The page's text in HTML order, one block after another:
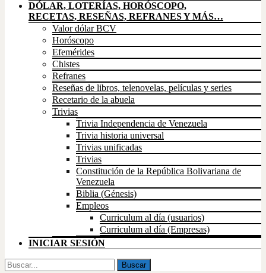
DÓLAR, LOTERÍAS, HORÓSCOPO,
RECETAS, RESEÑAS, REFRANES Y MÁS…
Valor dólar BCV
Horóscopo
Efemérides
Chistes
Refranes
Reseñas de libros, telenovelas, películas y series
Recetario de la abuela
Trivias
Trivia Independencia de Venezuela
Trivia historia universal
Trivias unificadas
Trivias
Constitución de la República Bolivariana de
Venezuela
Biblia (Génesis)
Empleos
Curriculum al día (usuarios)
Curriculum al día (Empresas)
INICIAR SESIÓN
Buscar